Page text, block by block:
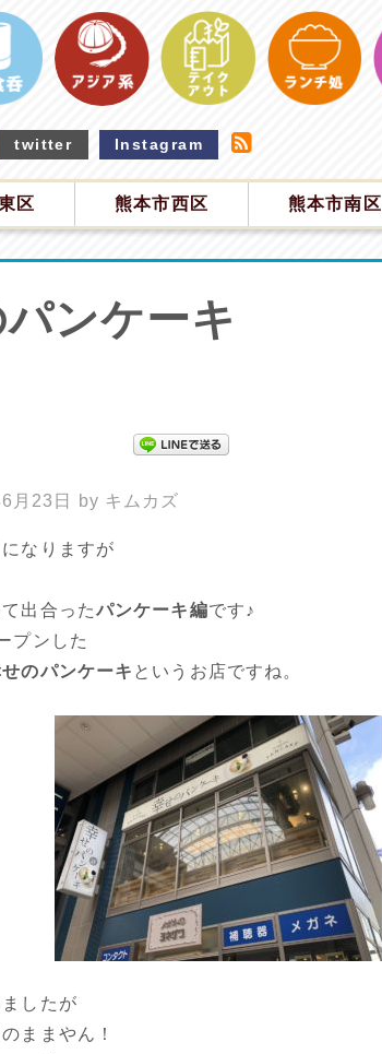
twitter Instagram
区 熊本市西区 熊本市南区
ンケーキ
月23日 by キムカズ
になりますが
出合ったパンケーキ編です♪
プンした
のパンケーキ というお店ですね。
したが
ままやん！